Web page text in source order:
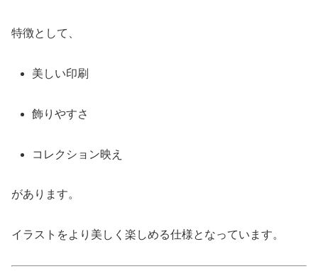
特徴として、
美しい印刷
飾りやすさ
コレクション映え
があります。
イラストをより美しく楽しめる仕様となっています。